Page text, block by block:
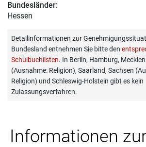
Bundesländer:
Hessen
Detailinformationen zur
Bundesland entnehmen Sie bitte den
Schulbuchlisten. In Berlin, Hamburg,
(Ausnahme: Religion), Saarland, Sachsen
Religion) und Schleswig-Holstein gibt es kein
Zulassungsverfahren.
Informationen